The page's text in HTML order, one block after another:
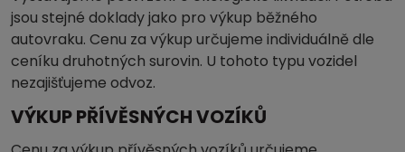
jsou stejné doklady jako pro výkup běžného
autovraku. Cenu za výkup určujeme individuálně dle
ceníku druhotných surovin. U tohoto typu vozidel
nezajišťujeme odvoz.
VÝKUP PŘÍVĚSNÝCH VOZÍKŮ